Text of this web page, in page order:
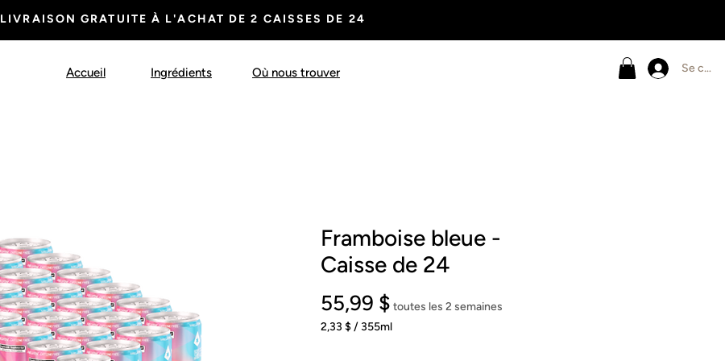
LIVRAISON GRATUITE À L'ACHAT DE 2 CAISSES DE 24
Accueil Ingrédients Où nous trouver Se
Framboise bleue -
Caisse de 24
55,99 $Prix
toutes les 2 semaines
2,33 $/ 355ml